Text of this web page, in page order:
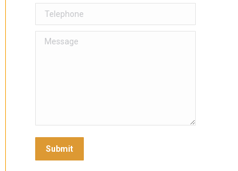
Telephone
Message
Submit